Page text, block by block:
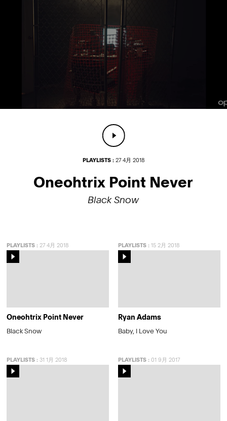
PLAYLISTS :27 4月 2018
Oneohtrix Point Never
Black Snow
PLAYLISTS : 27 4月 2018
Oneohtrix Point Never
Black Snow
PLAYLISTS:15 2月 2018
Ryan Adams
Baby, I Love You
PLAYLISTS : 31 1月 2018 PLAYLISTS:01 9月 2017